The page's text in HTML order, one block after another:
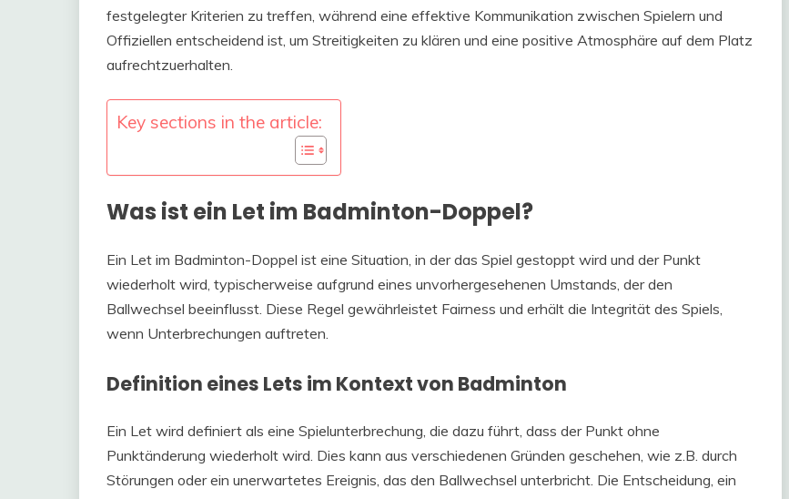
festgelegter Kriterien zu treffen, während eine effektive Kommunikation zwischen Spielern und
Offiziellen entscheidend ist, um Streitigkeiten zu klären und eine positive Atmosphäre auf dem Platz
aufrechtzuerhalten.
Key sections in the article:
Was ist ein Let im Badminton-Doppel?
Ein Let im Badminton-Doppel ist eine Situation, in der das Spiel gestoppt wird und der Punkt
wiederholt wird, typischerweise aufgrund eines unvorhergesehenen Umstands, der den
Ballwechsel beeinflusst. Diese Regel gewährleistet Fairness und erhält die Integrität des Spiels,
wenn Unterbrechungen auftreten.
Definition eines Lets im Kontext von Badminton
Ein Let wird definiert als eine Spielunterbrechung, die dazu führt, dass der Punkt ohne
Punktänderung wiederholt wird. Dies kann aus verschiedenen Gründen geschehen, wie z.B. durch
Störungen oder ein unerwartetes Ereignis, das den Ballwechsel unterbricht. Die Entscheidung, ein